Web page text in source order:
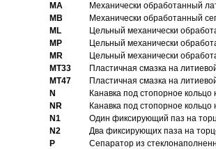
MA
Механически обработанный
MB
Механически обработанный
ML
Цельный механически
MP
Цельный механически
MR
Цельный механически
MT33
Пластичная смазка на
MT47
Пластичная смазка на
N
Канавка под стопорное
NR
Канавка под стопорное
N1
Один фиксирующий паз на
N2
Два фиксирующих паза на
P
Cепаратор из